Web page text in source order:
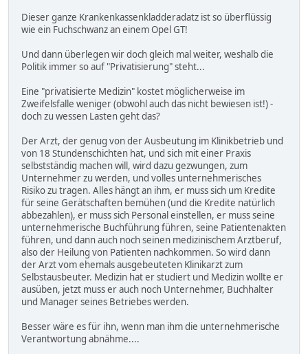
Dieser ganze Krankenkassenkladderadatz ist so überflüssig
wie ein Fuchschwanz an einem Opel GT!
Und dann überlegen wir doch gleich mal weiter, weshalb die
Politik immer so auf "Privatisierung" steht...
Eine "privatisierte Medizin" kostet möglicherweise im
Zweifelsfalle weniger (obwohl auch das nicht bewiesen ist!) -
doch zu wessen Lasten geht das?
Der Arzt, der genug von der Ausbeutung im Klinikbetrieb und
von 18 Stundenschichten hat, und sich mit einer Praxis
selbstständig machen will, wird dazu gezwungen, zum
Unternehmer zu werden, und volles unternehmerisches
Risiko zu tragen. Alles hängt an ihm, er muss sich um Kredite
für seine Gerätschaften bemühen (und die Kredite natürlich
abbezahlen), er muss sich Personal einstellen, er muss seine
unternehmerische Buchführung führen, seine Patientenakten
führen, und dann auch noch seinen medizinischem Arztberuf,
also der Heilung von Patienten nachkommen. So wird dann
der Arzt vom ehemals ausgebeuteten Klinikarzt zum
Selbstausbeuter. Medizin hat er studiert und Medizin wollte er
ausüben, jetzt muss er auch noch Unternehmer, Buchhalter
und Manager seines Betriebes werden.
Besser wäre es für ihn, wenn man ihm die unternehmerische
Verantwortung abnähme....